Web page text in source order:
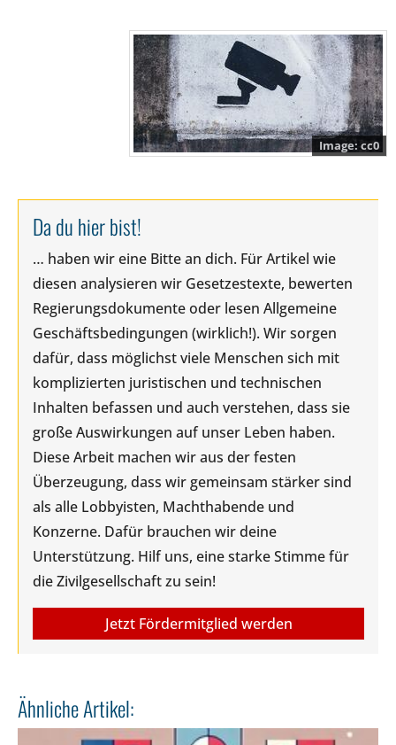
cc0
Da du hier bist!
… haben wir eine Bitte an dich. Für Artikel wie
diesen analysieren wir Gesetzestexte, bewerten
Regierungsdokumente oder lesen Allgemeine
Geschäftsbedingungen (wirklich!). Wir sorgen
dafür, dass möglichst viele Menschen sich mit
komplizierten juristischen und technischen
Inhalten befassen und auch verstehen, dass sie
große Auswirkungen auf unser Leben haben.
Diese Arbeit machen wir aus der festen
Überzeugung, dass wir gemeinsam stärker sind
als alle Lobbyisten, Machthabende und
Konzerne. Dafür brauchen wir deine
Unterstützung. Hilf uns, eine starke Stimme für
die Zivilgesellschaft zu sein!
Jetzt Fördermitglied werden
Ähnliche Artikel: